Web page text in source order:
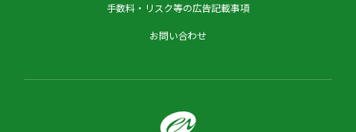
手数料・リスク等の広告記載事項
お問い合わせ